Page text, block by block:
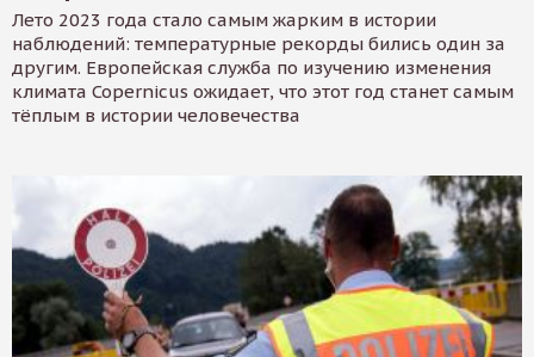
Лето 2023 года стало самым жарким в истории
наблюдений: температурные рекорды бились один за
другим. Европейская служба по изучению изменения
климата Copernicus ожидает, что этот год станет самым
тёплым в истории человечества